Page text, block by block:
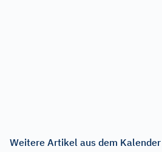
Weitere Artikel aus dem Kalender